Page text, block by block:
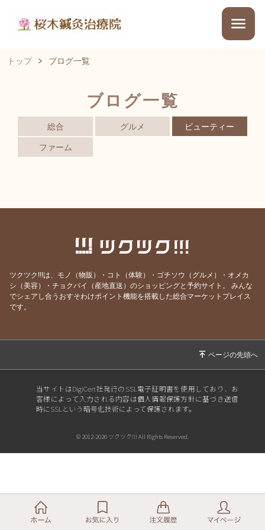
トップ ブログ一覧
ブログ一覧
総合 グルメ ビューティー
ファーム
ツクツク!!!は、モノ（物販）・コト（体験）・ゴチソウ（グルメ）・オメカ
シ（美容）・チョクバイ（産地直送）のショッピングと予約サイト。
みんな
でシェアし合うおすそわけポイント機能を搭載した総合マーケットプレイス
です。
当サイトはDigiCert社発行のSSL電子証明書を使用しており、お
客様によって入力される内容は個人情報保護方針に基づき送信
時にSSLという暗号化技術によって保護されます。
© 2012-2026 ツクツク!!! All Rights Reserved.